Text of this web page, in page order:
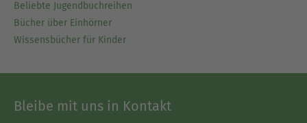
Beliebte Jugendbuchreihen
Bücher über Einhörner
Wissensbücher für Kinder
Bleibe mit uns in Kontakt